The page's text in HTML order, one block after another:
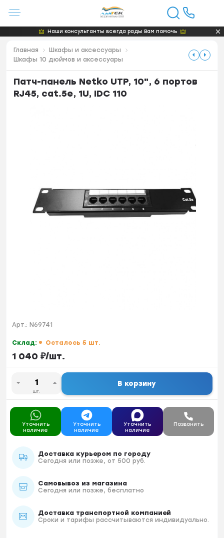
Наши консультанты всегда рады Вам помочь
Главная
Шкафы и аксессуары
Шкафы 10 дюймов и аксессуары
Патч-панель Netko UTP, 10", 6 портов
RJ45, cat.5e, 1U, IDC 110
Арт.: N69741
Склад: Осталось 5 шт.
1 040 ₽/шт.
шт.
В корзину
Уточнить
наличие
Уточнить
наличие
Уточнить
наличие
Позвонить
Доставка курьером по городу
Сегодня или позже, от 500 руб.
Самовывоз из магазина
Сегодня или позже, бесплатно
Доставка транспортной компанией
Сроки и тарифы рассчитываются индивидуально.